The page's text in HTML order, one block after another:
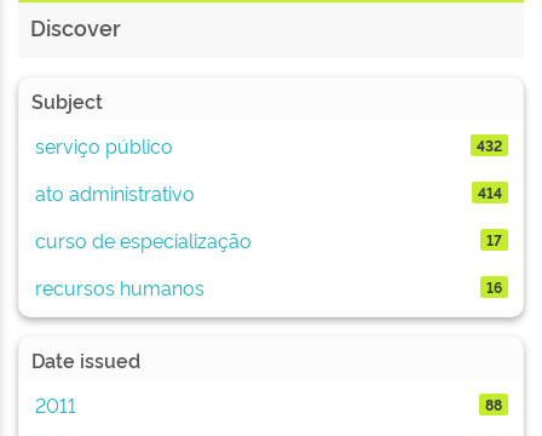
Discover
Subject
serviço público
432
ato administrativo 414
curso de especialização 17
recursos humanos 16
Date issued
2011
88